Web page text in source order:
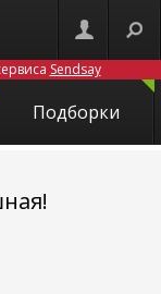
Sendsay
Подборки